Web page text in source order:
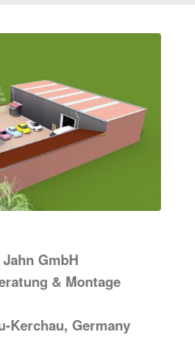
GmbH
& Montage
Kerchau, Germany